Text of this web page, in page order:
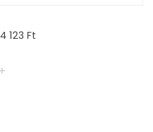
4 123 Ft